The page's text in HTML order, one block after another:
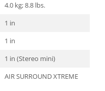
4.0 kg; 8.8 lbs.
1 in
1 in
1 in (Stereo mini)
AIR SURROUND XTREME